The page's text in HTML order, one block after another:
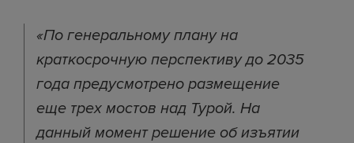
«По генеральному плану на
краткосрочную перспективу до 2035
года предусмотрено размещение
еще трех мостов над Турой. На
данный момент решение об изъятии